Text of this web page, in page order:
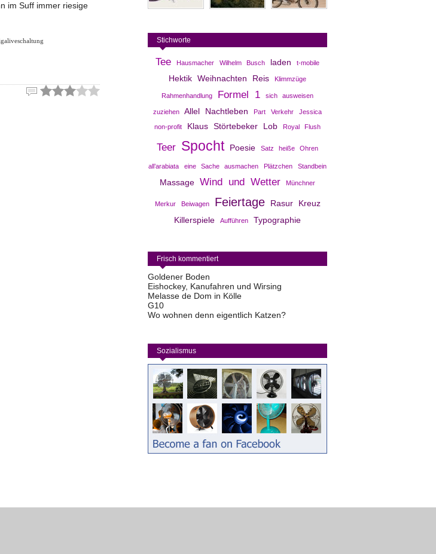
im Suff immer riesige
Stichworte
Tee Hausmacher Wilhelm Busch laden t-mobile
Hektik Weihnachten Reis Klimmzüge
Rahmenhandlung Formel 1 sich ausweisen
zuziehen Allel Nachtleben Part Verkehr Jessica
non-profit Klaus Störtebeker Lob Royal Flush
Teer Spocht Poesie Satz heiße Ohren
all’arabiata eine Sache ausmachen Plätzchen Standbein
Massage Wind und Wetter Münchner
Merkur Beiwagen Feiertage Rasur
Kreuz
Killerspiele
Aufführen Typographie
Frisch kommentiert
Goldener Boden
Eishockey, Kanufahren und Wirsing
Melasse de Dom in Kölle
G10
Wo wohnen denn eigentlich Katzen?
Sozialismus